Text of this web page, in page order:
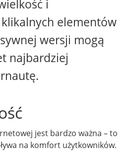
i
elementów
wersji mogą
najbardziej
jest bardzo ważna – to
na komfort użytkowników.